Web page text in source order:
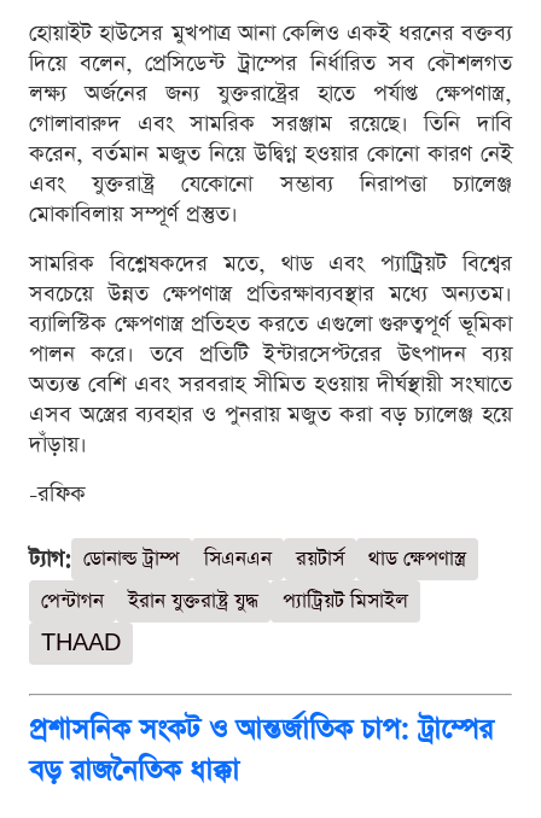
হোয়াইট হাউসের মুখপাত্র আনা কেলিও একই ধরনের বক্তব্য
দিয়ে বলেন, প্রেসিডেন্ট ট্রাম্পের নির্ধারিত সব কৌশলগত
লক্ষ্য অর্জনের জন্য যুক্তরাষ্ট্রের হাতে পর্যাপ্ত ক্ষেপণাস্ত্র,
গোলাবারুদ এবং সামরিক সরঞ্জাম রয়েছে। তিনি দাবি
করেন, বর্তমান মজুত নিয়ে উদ্বিগ্ন হওয়ার কোনো কারণ নেই
এবং যুক্তরাষ্ট্র যেকোনো সম্ভাব্য নিরাপত্তা চ্যালেঞ্জ
মোকাবিলায় সম্পূর্ণ প্রস্তুত।
সামরিক বিশ্লেষকদের মতে, থাড এবং প্যাট্রিয়ট বিশ্বের
সবচেয়ে উন্নত ক্ষেপণাস্ত্র প্রতিরক্ষাব্যবস্থার মধ্যে অন্যতম।
ব্যালিস্টিক ক্ষেপণাস্ত্র প্রতিহত করতে এগুলো গুরুত্বপূর্ণ ভূমিকা
পালন করে। তবে প্রতিটি ইন্টারসেপ্টরের উৎপাদন ব্যয়
অত্যন্ত বেশি এবং সরবরাহ সীমিত হওয়ায় দীর্ঘস্থায়ী সংঘাতে
এসব অস্ত্রের ব্যবহার ও পুনরায় মজুত করা বড় চ্যালেঞ্জ হয়ে
দাঁড়ায়।
-রফিক
ট্যাগ: ডোনাল্ড ট্রাম্প সিএনএন রয়টার্স
থাড ক্ষেপণাস্ত্র
পেন্টাগন
ইরান যুক্তরাষ্ট্র যুদ্ধ
প্যাট্রিয়ট মিসাইল
THAAD
প্রশাসনিক সংকট ও আন্তর্জাতিক চাপ: ট্রাম্পের
বড় রাজনৈতিক ধাক্কা